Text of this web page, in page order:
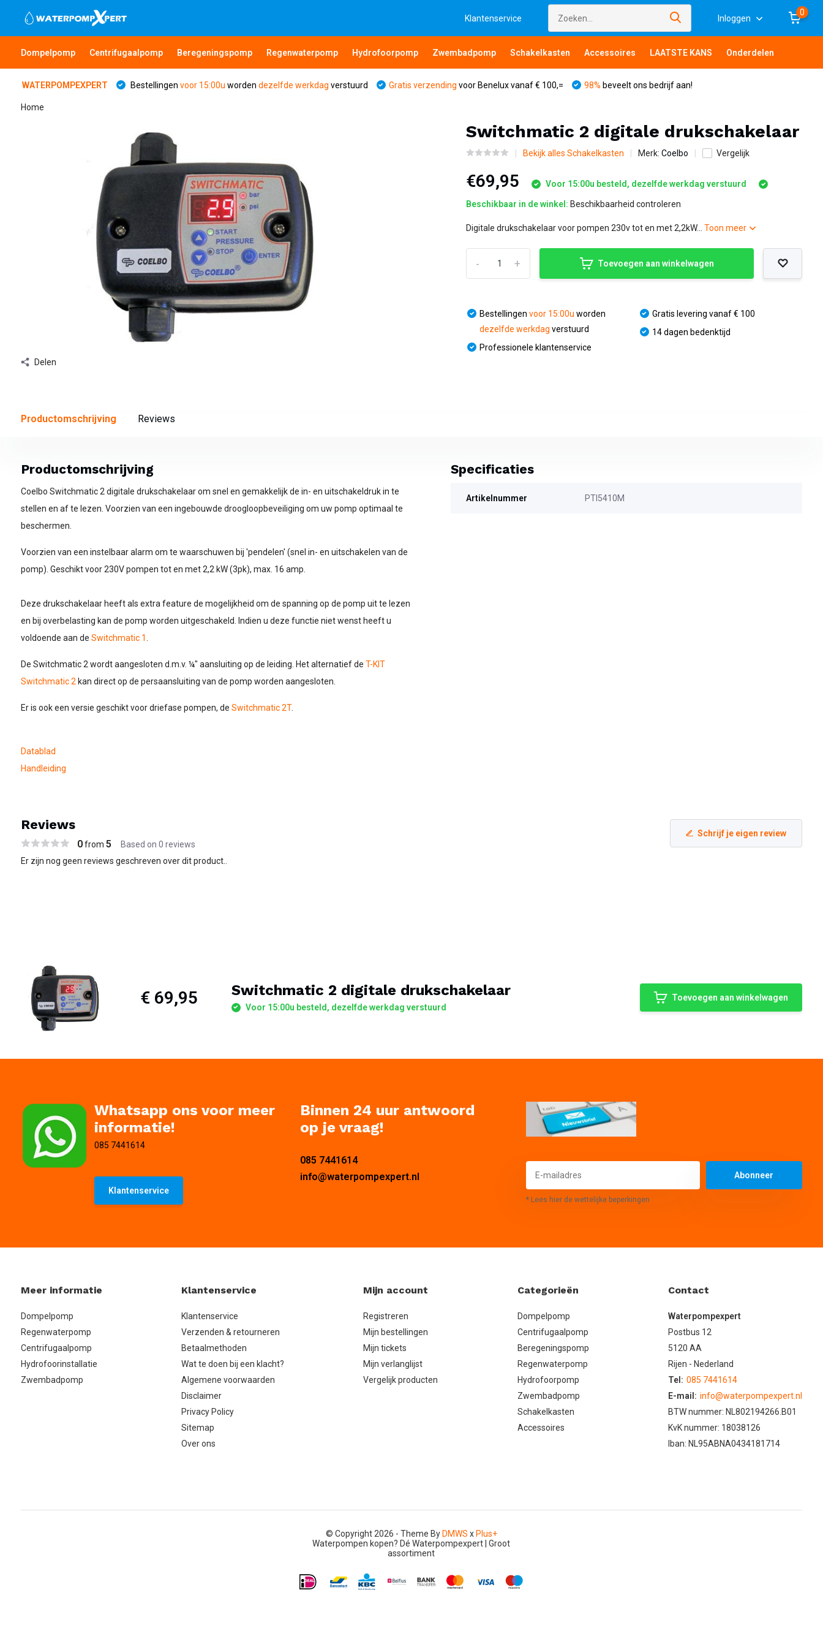
Klantenservice Inloggen
0
Dompelpomp Centrifugaalpomp Beregeningspomp Regenwaterpomp Hydrofoorpomp Zwembadpomp Schakelkasten Accessoires LAATSTE KANS Onderdelen
WATERPOMPEXPERT Bestellingen voor 15:00u worden dezelfde werkdag verstuurd Gratis verzending voor Benelux vanaf € 100,= 98% beveelt ons bedrijf aan!
Home
Delen
Switchmatic 2 digitale drukschakelaar
Bekijk alles Schakelkasten Merk:Coelbo Vergelijk
€69,95 Voor 15:00u besteld, dezelfde werkdag verstuurd
Beschikbaar in de winkel: Beschikbaarheid controleren
Digitale drukschakelaar voor pompen 230v tot en met 2,2kW...Toon meer
+
- Toevoegen aan winkelwagen
Bestellingenvoor 15:00u worden
dezelfde werkdag verstuurd
Professionele klantenservice
Gratis levering vanaf € 100
14 dagen bedenktijd
Productomschrijving Reviews
Productomschrijving
Coelbo Switchmatic 2 digitale drukschakelaar om snel en gemakkelijk de in- en uitschakeldruk in te
stellen en af te lezen. Voorzien van een ingebouwde droogloopbeveiliging om uw pomp optimaal te
beschermen.
Voorzien van een instelbaar alarm om te waarschuwen bij 'pendelen' (snel in- en uitschakelen van de
pomp). Geschikt voor 230V pompen tot en met 2,2 kW (3pk), max. 16 amp.
Deze drukschakelaar heeft als extra feature de mogelijkheid om de spanning op de pomp uit te lezen
en bij overbelasting kan de pomp worden uitgeschakeld. Indien u deze functie niet wenst heeft u
voldoende aan de Switchmatic 1
De Switchmatic 2 wordt aangesloten d.m.v. ¼" aansluiting op de leiding. Het alternatief de T-KIT
Switchmatic 2 kan direct op de persaansluiting van de pomp worden aangesloten.
Er is ook een versie geschikt voor driefase pompen, de Switchmatic 2T.
Datablad
Handleiding
Specificaties
Artikelnummer PTI5410M
Reviews
0from 5 Based on 0 reviews
Schrijf je eigen review
Er zijn nog geen reviews geschreven over dit product..
€ 69,95 Switchmatic 2 digitale drukschakelaar
Voor 15:00u besteld, dezelfde werkdag verstuurd
Toevoegen aan winkelwagen
Whatsapp ons voor meer
informatie!
085 7441614
Klantenservice
Binnen 24 uur antwoord
op je vraag!
085 7441614
info@waterpompexpert.nl
Abonneer
* Lees hier de wettelijke beperkingen
Meer informatie
Dompelpomp
Regenwaterpomp
Centrifugaalpomp
Hydrofoorinstallatie
Zwembadpomp
Klantenservice
Klantenservice
Verzenden & retourneren
Betaalmethoden
Wat te doen bij een klacht?
Algemene voorwaarden
Disclaimer
Privacy Policy
Sitemap
Over ons
Mijn account
Registreren
Mijn bestellingen
Mijn tickets
Mijn verlanglijst
Vergelijk producten
Categorieën
Dompelpomp
Centrifugaalpomp
Beregeningspomp
Regenwaterpomp
Hydrofoorpomp
Zwembadpomp
Schakelkasten
Accessoires
Contact
Waterpompexpert
Postbus 12
5120 AA
Rijen - Nederland
Tel: 085 7441614
E-mail: info@waterpompexpert.nl
BTW nummer: NL802194266.B01
KvK nummer: 18038126
Iban: NL95ABNA0434181714
© Copyright 2026 - Theme By DMWS x Plus+
Waterpompen kopen? Dé Waterpompexpert | Groot
assortiment